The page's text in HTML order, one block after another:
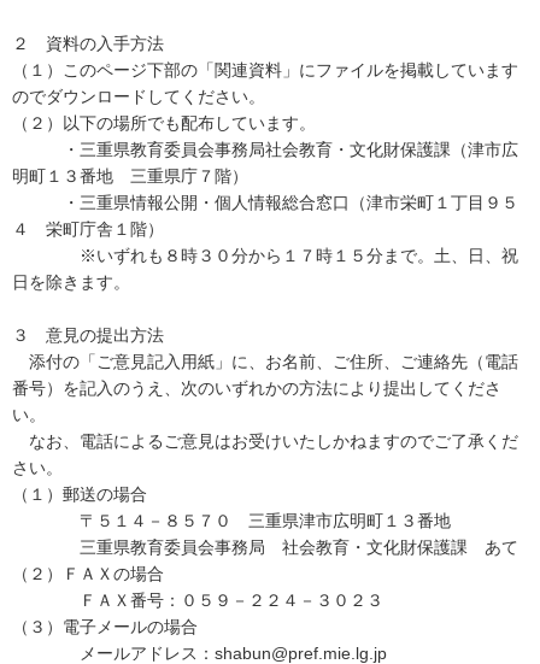
２ 資料の入手方法
（１）このページ下部の「関連資料」にファイルを掲載しています
のでダウンロードしてください。
（２）以下の場所でも配布しています。
・三重県教育委員会事務局社会教育・文化財保護課（津市広
明町１３番地 三重県庁７階）
・三重県情報公開・個人情報総合窓口（津市栄町１丁目９５
４ 栄町庁舎１階）
※いずれも８時３０分から１７時１５分まで。土、日、祝
日を除きます。
３ 意見の提出方法
添付の「ご意見記入用紙」に、お名前、ご住所、ご連絡先（電話
番号）を記入のうえ、次のいずれかの方法により提出してくださ
い。
なお、電話によるご意見はお受けいたしかねますのでご了承くだ
さい。
（１）郵送の場合
〒５１４－８５７０ 三重県津市広明町１３番地
三重県教育委員会事務局 社会教育・文化財保護課 あて
（２）ＦＡＸの場合
ＦＡＸ番号：０５９－２２４－３０２３
（３）電子メールの場合
メールアドレス：shabun@pref.mie.lg.jp